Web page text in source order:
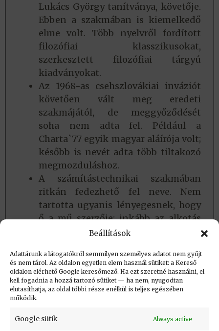
Beállítások
Adattárunk a látogatókról semmilyen személyes adatot nem gyűjt
és nem tárol. Az oldalon egyetlen elem használ sütiket: a Kereső
oldalon elérhető Google keresőmező. Ha ezt szeretné használni, el
kell fogadnia a hozzá tartozó sütiket — ha nem, nyugodtan
elutasíthatja, az oldal többi része enélkül is teljes egészében
működik.
Google sütik Always active
Lukács György tanítványa, követője.
Ebben a szakmában is kiemelkedő
elme volt. Több nyelvről fordított
filozófiai klasszikusokat,
szerkesztett filozófiai tárgyú
kiadványokat.
Az 1968-as csehszlovákiai inváziót
követően vált meg eredeti
szakmájától, de meggyőződését
soha nem adta fel. Például a
Charta`77 egyik magyar aláírója volt;
később is nevét adta több tiltakozó
megmozduláshoz.
A számítástechnikai szakmában
ritkán fedezhető fel neve. Nem
tartotta ugyanis lényegesnek, hogy
ő a mű szerzője; inkább az alkotás
tartalmát és minőségét helyezte
Létrehozva: 2021.09.25. 21:46
Utolsó módosítás: 2025.07.07. 13:02